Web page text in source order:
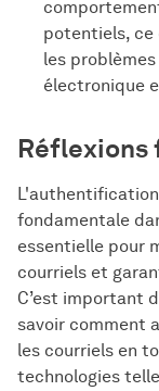
potentiels,
les
électronique
Réflexions
fondamentale
essentielle pour
courriels et
C’est important
savoir comment
les courriels en
technologies